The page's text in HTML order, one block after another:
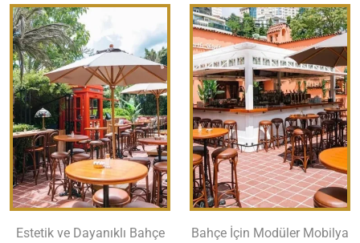
Estetik ve Dayanıklı Bahçe
Bahçe İçin Modüler Mobilya